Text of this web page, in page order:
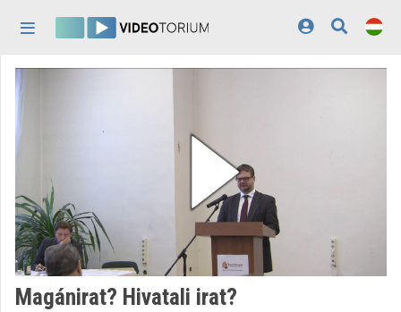
Kategóriák
Lejátszási listák
Intézmények
Közreműködők
Magánirat? Hivatali irat?